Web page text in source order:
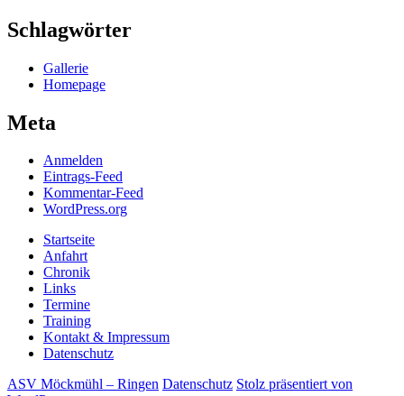
Schlagwörter
Gallerie
Homepage
Meta
Anmelden
Eintrags-Feed
Kommentar-Feed
WordPress.org
Startseite
Anfahrt
Chronik
Links
Termine
Training
Kontakt & Impressum
Datenschutz
ASV Möckmühl – Ringen Datenschutz Stolz präsentiert von